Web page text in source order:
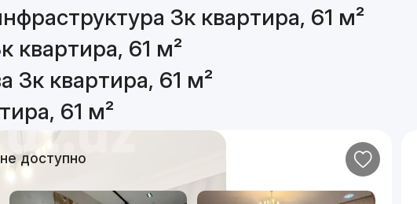
3к квартира, 61 м²
квартира, 61 м²
3к квартира, 61 м²
61 м²
доступно